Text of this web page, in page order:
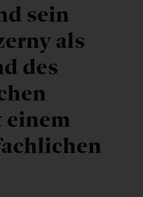
sein
als
des
einem